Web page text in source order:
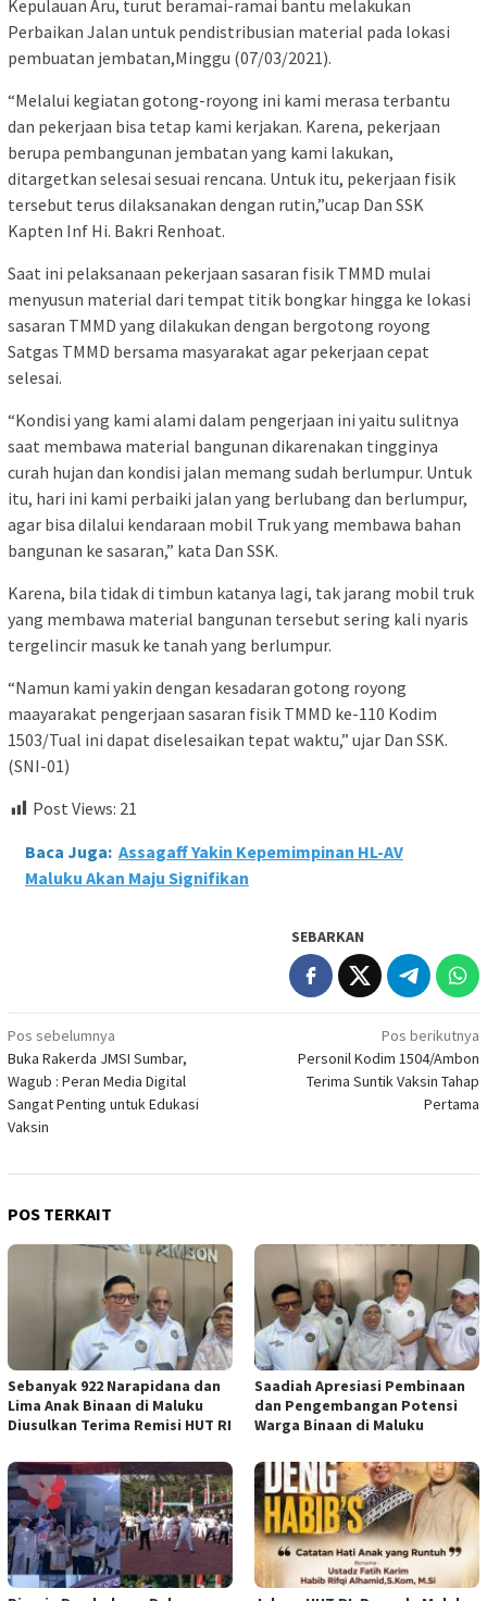
Kepulauan Aru, turut beramai-ramai bantu melakukan
Perbaikan Jalan untuk pendistribusian material pada lokasi
pembuatan jembatan,Minggu (07/03/2021).
“Melalui kegiatan gotong-royong ini kami merasa terbantu
dan pekerjaan bisa tetap kami kerjakan. Karena, pekerjaan
berupa pembangunan jembatan yang kami lakukan,
ditargetkan selesai sesuai rencana. Untuk itu, pekerjaan fisik
tersebut terus dilaksanakan dengan rutin,”ucap Dan SSK
Kapten Inf Hi. Bakri Renhoat.
Saat ini pelaksanaan pekerjaan sasaran fisik TMMD mulai
menyusun material dari tempat titik bongkar hingga ke lokasi
sasaran TMMD yang dilakukan dengan bergotong royong
Satgas TMMD bersama masyarakat agar pekerjaan cepat
selesai.
“Kondisi yang kami alami dalam pengerjaan ini yaitu sulitnya
saat membawa material bangunan dikarenakan tingginya
curah hujan dan kondisi jalan memang sudah berlumpur. Untuk
itu, hari ini kami perbaiki jalan yang berlubang dan berlumpur,
agar bisa dilalui kendaraan mobil Truk yang membawa bahan
bangunan ke sasaran,” kata Dan SSK.
Karena, bila tidak di timbun katanya lagi, tak jarang mobil truk
yang membawa material bangunan tersebut sering kali nyaris
tergelincir masuk ke tanah yang berlumpur.
“Namun kami yakin dengan kesadaran gotong royong
maayarakat pengerjaan sasaran fisik TMMD ke-110 Kodim
1503/Tual ini dapat diselesaikan tepat waktu,” ujar Dan SSK.
(SNI-01)
Post Views: 21
Baca Juga: Assagaff Yakin Kepemimpinan HL-AV
Maluku Akan Maju Signifikan
SEBARKAN
Navigasi
pos
Pos sebelumnya
Buka Rakerda JMSI Sumbar,
Wagub : Peran Media Digital
Sangat Penting untuk Edukasi
Vaksin
Pos berikutnya
Personil Kodim 1504/Ambon
Terima Suntik Vaksin Tahap
Pertama
POS TERKAIT
Sebanyak 922 Narapidana dan
Lima Anak Binaan di Maluku
Diusulkan Terima Remisi HUT RI
Saadiah Apresiasi Pembinaan
dan Pengembangan Potensi
Warga Binaan di Maluku